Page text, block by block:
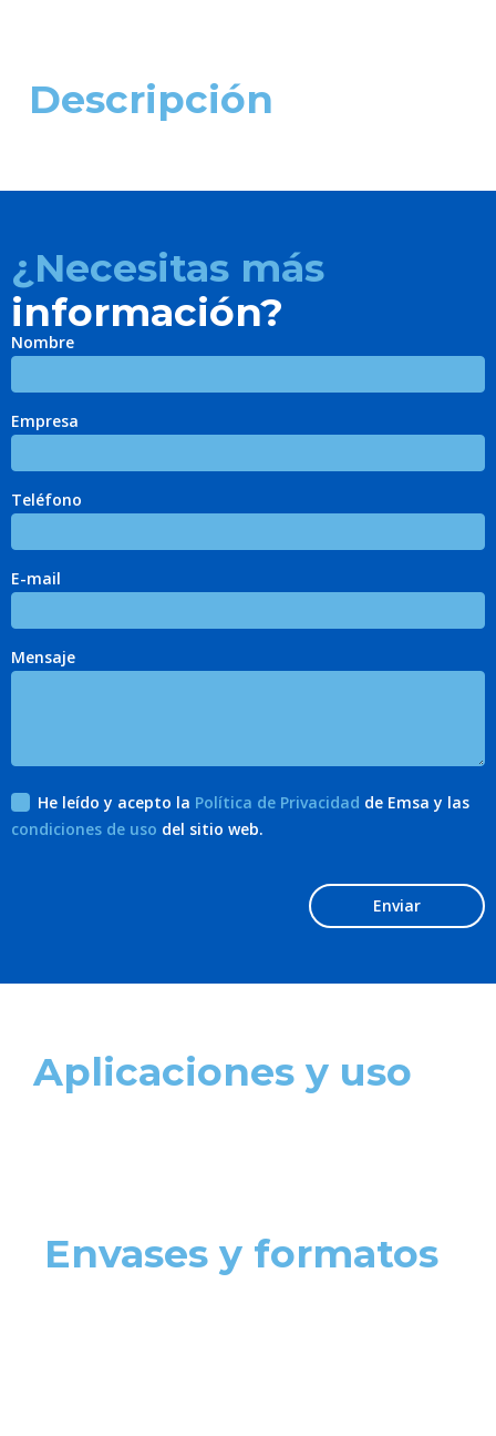
Descripción
¿Necesitas más
información?
Nombre
Empresa
Teléfono
E-mail
Mensaje
He leído y acepto la Política de Privacidad de Emsa y las
condiciones de uso del sitio web.
Enviar
Aplicaciones y uso
Envases y formatos